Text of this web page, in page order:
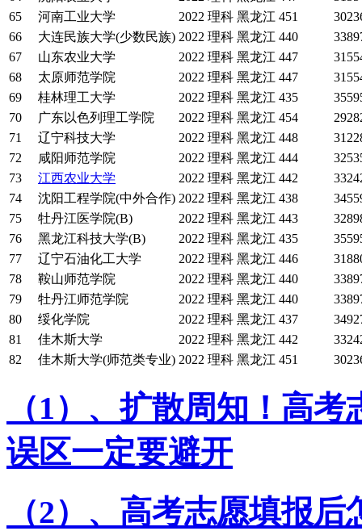
65
河南工业大学 2022 理科 黑龙江 451
66
大连民族大学(少数民族) 2022 理科 黑龙江 440
67
山东农业大学 2022 理科 黑龙江 447
68
太原师范学院 2022 理科 黑龙江 447
69
桂林理工大学 2022 理科 黑龙江 435
70
广东以色列理工学院 2022 理科 黑龙江 454
71
辽宁科技大学 2022 理科 黑龙江 448
72
咸阳师范学院 2022 理科 黑龙江 444
73
江西农业大学 2022 理科 黑龙江 442
74
沈阳工程学院(中外合作) 2022 理科 黑龙江 438
75
牡丹江医学院(B) 2022 理科 黑龙江 443
76
黑龙江科技大学(B) 2022 理科 黑龙江 435
77
辽宁石油化工大学 2022 理科 黑龙江 446
78
鞍山师范学院 2022 理科 黑龙江 440
79
牡丹江师范学院 2022 理科 黑龙江 440
80
绥化学院 2022 理科 黑龙江 437
81
佳木斯大学 2022 理科 黑龙江 442
82
佳木斯大学(师范类专业) 2022 理科 黑龙江 451
（1）、扩散周知！高
误区一定要避开
（2）、高考志愿填报